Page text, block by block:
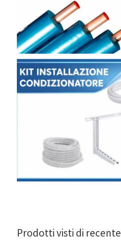
Prodotti visti di recente